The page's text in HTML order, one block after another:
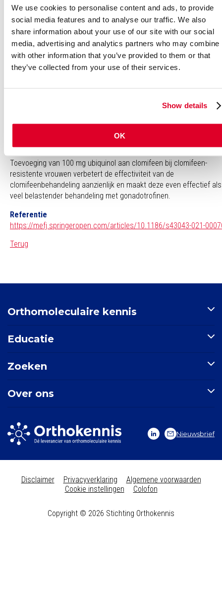
We use cookies to personalise content and ads, to provide
social media features and to analyse our traffic. We also
share information about your use of our site with our social
media, advertising and analytics partners who may combine
with other information that you’ve provided to them or that
they’ve collected from your use of their services.
Show details
OK
zijn, konden in totaal nog twee cycli ondergaan. De primaire
uitkomstmaten waren het percentage vrouwen met 1-3 rijpe
dikte van het baarmoederslijmvlies en
Secundaire uitkomstmaten waren het aantal positieve
zwangerschapstesten en het percentage klinisch bevestigde
zwangerschappen in beide groepen na drie behandelcycli.
groepen, evenals het aantal vrouwen met een positieve
percentage meerlingzwangerschappen was 5,5% in groep B en
Toevoeging van 100 mg ubiquinol aan clomifeen bij clomifeen-
resistente vrouwen verbetert de effectiviteit van de
clomifeenbehandeling aanzienlijk en maakt deze even effectief
veel belastender behandeling met gonadotrofinen.
Referentie
https://mefj.springeropen.com/articles/10.1186/s43043-021-
Terug
Nieuwsbrief
Orthomoleculaire kennis
Nutriënten-index
Indicatie-index
Nieuws
Educatie
E-learning: Basisprincipes orthomoleculaire geneeskunde
Mondgezondheid
Zoeken
Zoek een indicatie
Zoek een nutriënt
Over ons
Vitals Voedingssupplementen
Vitale Kennis
Contact
Disclaimer Privacyverklaring
Algemene voorwaarden
Cookie instellingen
Colofon
Copyright © 2026 Stichting Orthokennis